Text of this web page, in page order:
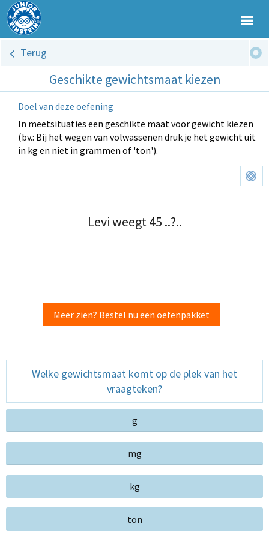
Terug
Geschikte gewichtsmaat kiezen
Doel van deze oefening
In meetsituaties een geschikte maat voor gewicht kiezen
(bv.: Bij het wegen van volwassenen druk je het gewicht uit
in kg en niet in grammen of 'ton').
Levi weegt 45 ..?..
Meer zien? Bestel nu een oefenpakket
Welke gewichtsmaat komt op de plek van het
vraagteken?
g
mg
kg
ton